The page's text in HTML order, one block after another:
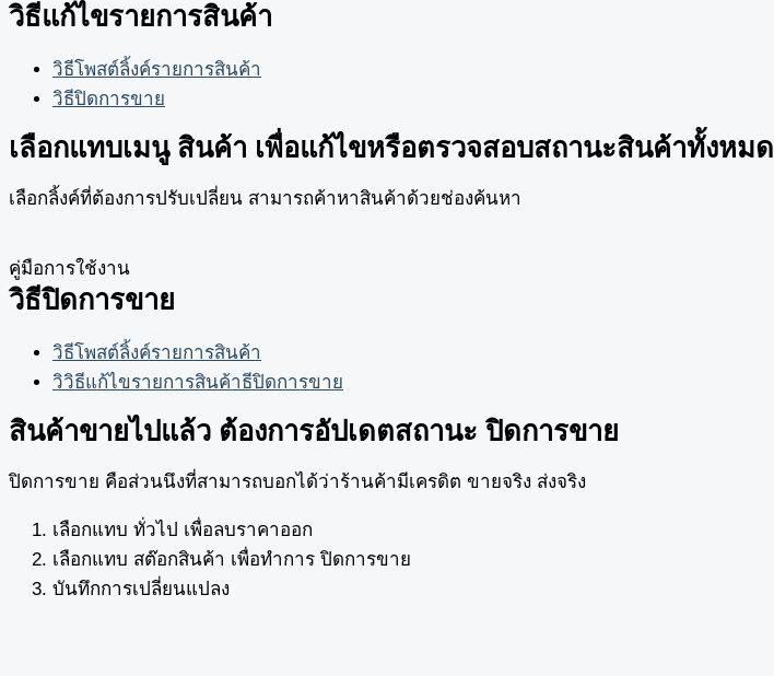
วิธีแก้ไขรายการสินค้า
วิธีโพสต์ลิ้งค์รายการสินค้า
วิธีปิดการขาย
เลือกแทบเมนู สินค้า เพื่อแก้ไขหรือตรวจสอบสถานะสินค้าทั้งหมด
เลือกลิ้งค์ที่ต้องการปรับเปลี่ยน สามารถค้าหาสินค้าด้วยช่องค้นหา
คู่มือการใช้งาน
วิธีปิดการขาย
วิธีโพสต์ลิ้งค์รายการสินค้า
วิวิธีแก้ไขรายการสินค้าธีปิดการขาย
สินค้าขายไปแล้ว ต้องการอัปเดตสถานะ ปิดการขาย
ปิดการขาย คือส่วนนึงที่สามารถบอกได้ว่าร้านค้ามีเครดิต ขายจริง ส่งจริง
เลือกแทบ ทั่วไป เพื่อลบราคาออก
เลือกแทบ สต๊อกสินค้า เพื่อทำการ ปิดการขาย
บันทึกการเปลี่ยนแปลง